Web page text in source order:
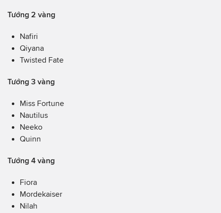
Tướng 2 vàng
Nafiri
Qiyana
Twisted Fate
Tướng 3 vàng
Miss Fortune
Nautilus
Neeko
Quinn
Tướng 4 vàng
Fiora
Mordekaiser
Nilah